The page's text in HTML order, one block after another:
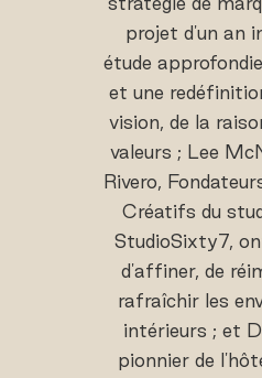
projet d'un an
étude
et une
vision, de la
valeurs ; Lee
Rivero,
Créatifs du
StudioSixty7,
d'affiner, de
rafraîchir les
intérieurs ; et
pionnier de